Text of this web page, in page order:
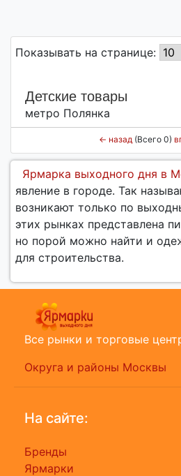
Показывать на странице:
Детские товары
метро Полянка
← назад (Всего 0)
Ярмарка выходного дня в
явление в городе. Так
возникают только по
этих рынках представлена
но порой можно найти и
для строительства.
Все рынки и торговые
Округа и районы Москвы
На сайте:
Бренды
Ярмарки